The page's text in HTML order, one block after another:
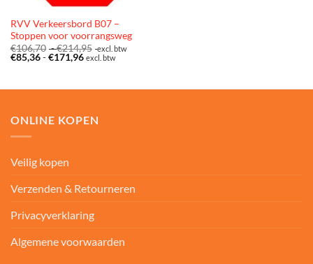
RVV Verkeersbord B07 –
Stoppen voor voorrangsweg
€106,70 -€214,95 Prijsklasse:
€106,70
excl. btw
€85,36 - €171,96Prijsklasse:
excl. btw
ONLINE KOPEN
Veilig kopen
Verzenden & Retourneren
Privacyverklaring
Algemene voorwaarden